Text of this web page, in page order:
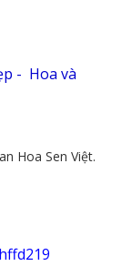
- Hoa và
Hoa Sen Việt.